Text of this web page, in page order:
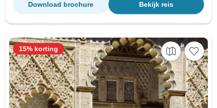
Bekijk reis
Download brochure
15% korting